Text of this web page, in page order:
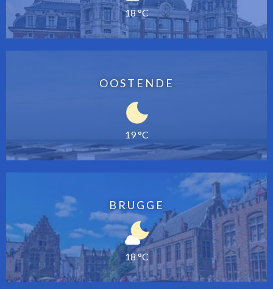
18 °C
OOSTENDE
19 °C
BRUGGE
18 °C